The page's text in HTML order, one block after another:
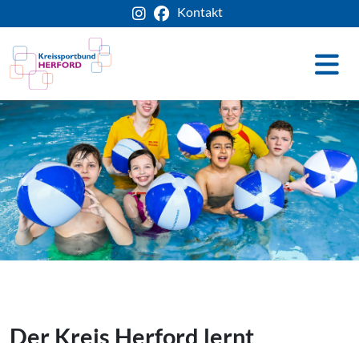
Kontakt
Der Kreis Herford lernt